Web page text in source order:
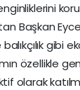
Başkan
gibi
özellikle
olarak